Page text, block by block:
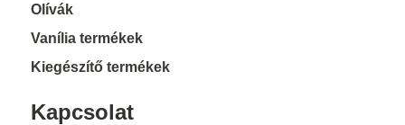
Olívák
Vanília termékek
Kiegészítő termékek
Kapcsolat